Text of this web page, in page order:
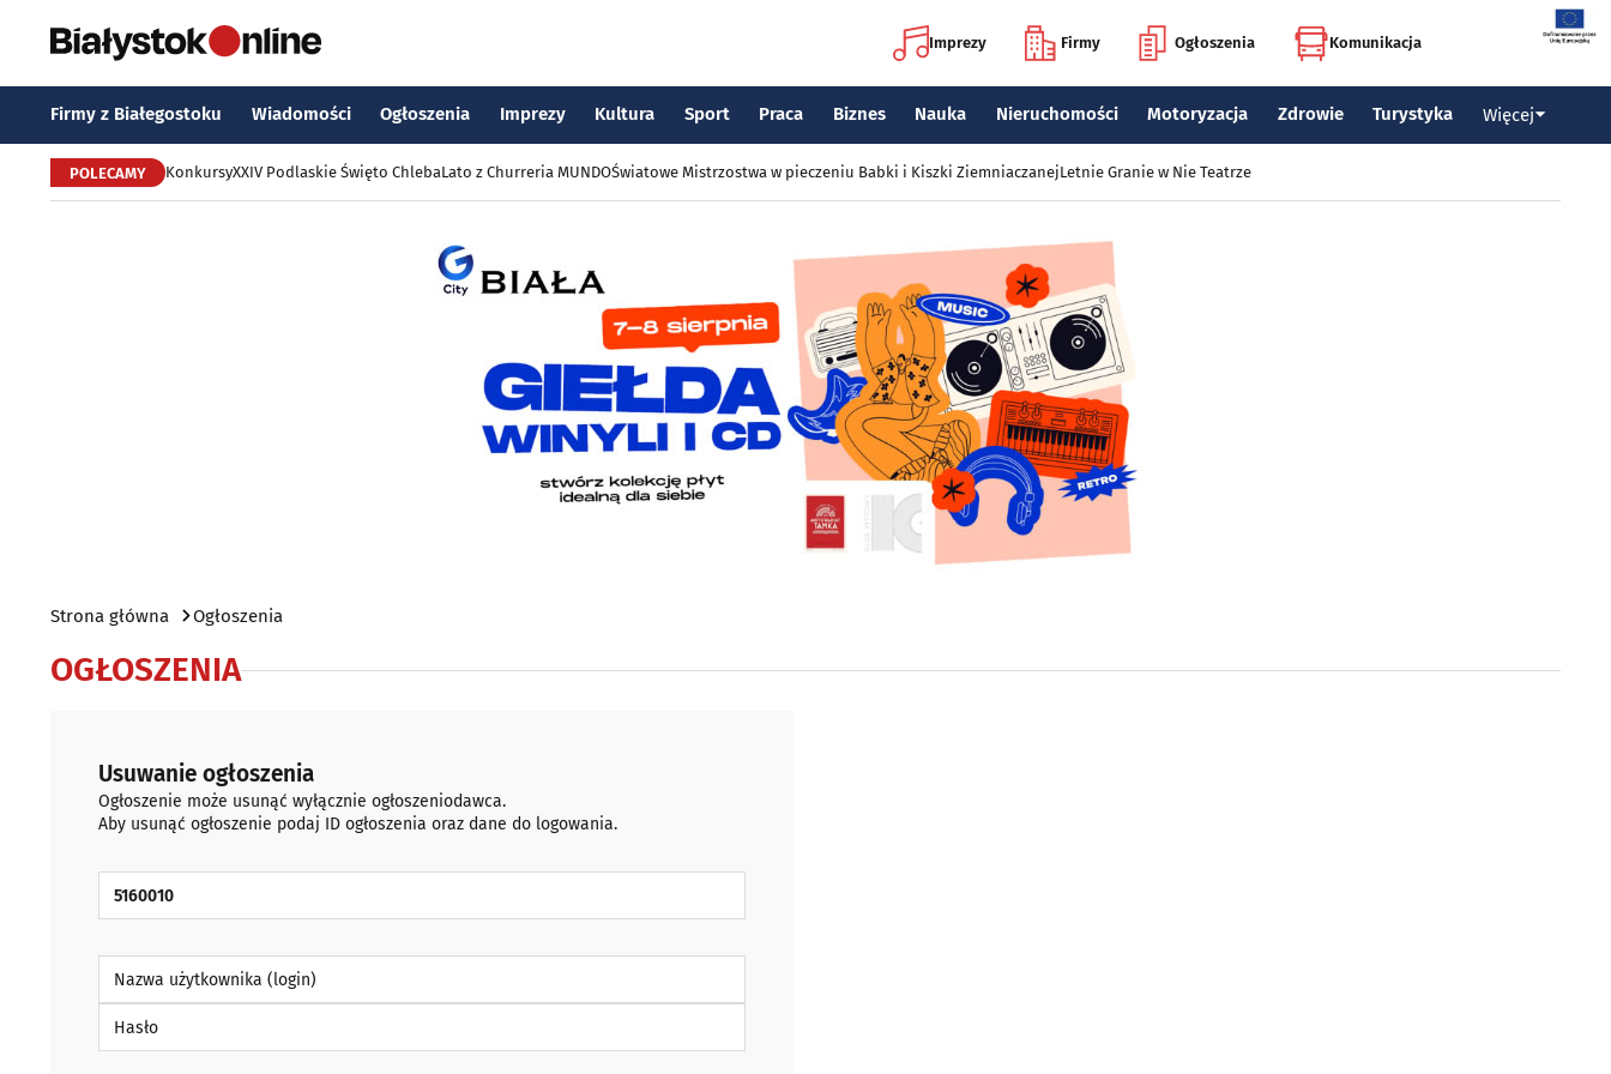
Imprezy Firmy Ogłoszenia Komunikacja
Firmy z Białegostoku Wiadomości Ogłoszenia Imprezy Kultura Sport Praca Biznes Nauka Nieruchomości Motoryzacja Zdrowie Turystyka Więcej
POLECAMY KonkursyXXIV Podlaskie Święto ChlebaLato z Churreria MUNDOŚwiatowe Mistrzostwa w pieczeniu Babki i Kiszki ZiemniaczanejLetnie Granie w Nie Teatrze
Strona główna Ogłoszenia
OGŁOSZENIA
Usuwanie ogłoszenia
Ogłoszenie może usunąć wyłącznie ogłoszeniodawca.
Aby usunąć ogłoszenie podaj ID ogłoszenia oraz dane do logowania.